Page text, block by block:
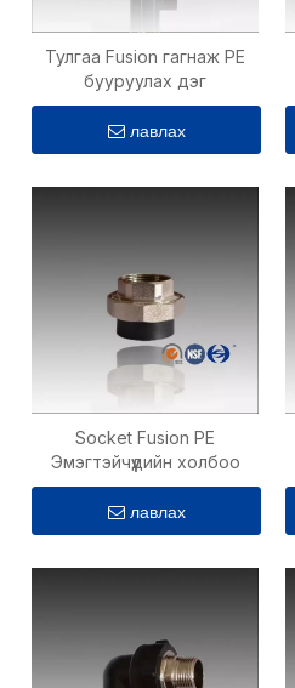
Тулгаа Fusion гагнаж PE
бууруулах дэг
лавлах
Socket Fusion PE
Эмэгтэйчүүдийн холбоо
лавлах